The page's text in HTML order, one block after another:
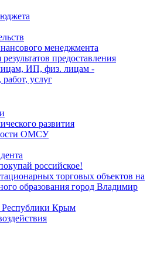
менеджмента
предоставления
ИП, физ. лицам -
услуг
развития
ОМСУ
российское!
торговых объектов на
образования город Владимир
Республики Крым